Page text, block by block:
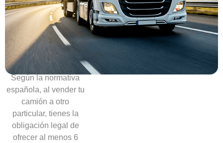
Sin
necesidad
de
ofrecer
garantías
Según la normativa
española, al vender tu
camión a otro
particular, tienes la
obligación legal de
ofrecer al menos 6